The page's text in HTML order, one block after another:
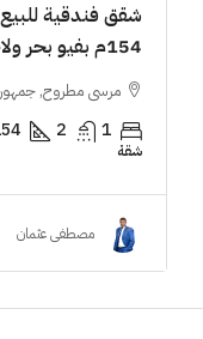
شقق فندقية
154م بفيو بحر ولاجون في قلب العلمين الجديدة
مرسى مطروح,
1
2
شقة
مصطفى عثمان